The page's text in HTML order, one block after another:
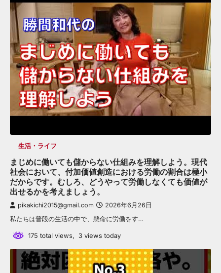
生活・ライフ
まじめに働いても儲からない仕組みを理解しよう。現代
社会において、付加価値創造における労働の割合は極小
だからです。むしろ、どうやって労働しなくても価値が
出せるかを考えましょう。
pikakichi2015@gmail.com 2026年6月26日
私たちは普段の生活の中で、懸命に労働をす…
175 total views, 3 views today